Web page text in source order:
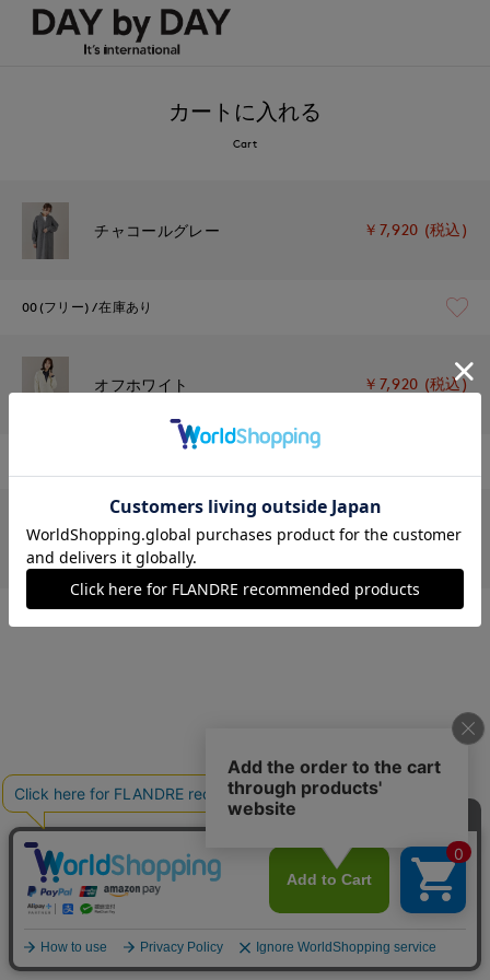
カートに入れる
Cart
チャコールグレー ￥7,920 (税込)
00(フリー) 在庫あり
オフホワイト ￥7,920 (税込)
ブラウン ￥7,920 (税込)